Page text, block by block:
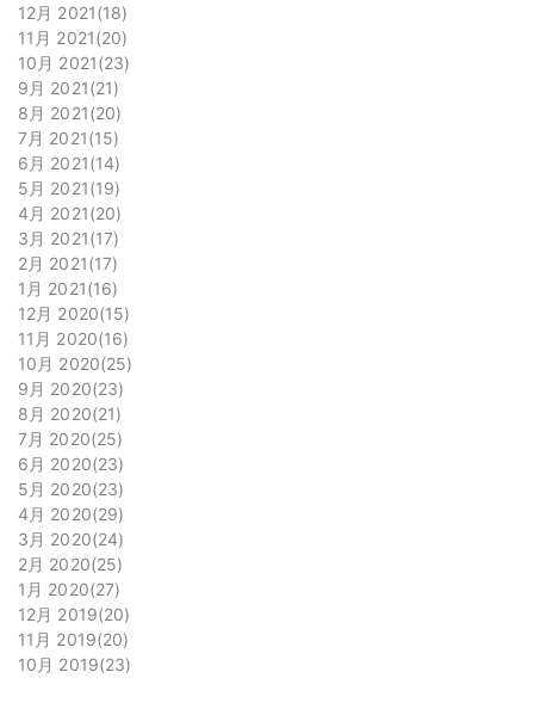
12月 2021 18
11月 2021 20
10月 2021 23
9月 2021 21
8月 2021 20
7月 2021 15
6月 2021 14
5月 2021 19
4月 2021 20
3月 2021 17
2月 2021 17
1月 2021 16
12月 2020 15
11月 2020 16
10月 2020 25
9月 2020 23
8月 2020 21
7月 2020 25
6月 2020 23
5月 2020 23
4月 2020 29
3月 2020 24
2月 2020 25
1月 2020 27
12月 2019 20
11月 2019 20
10月 2019 23